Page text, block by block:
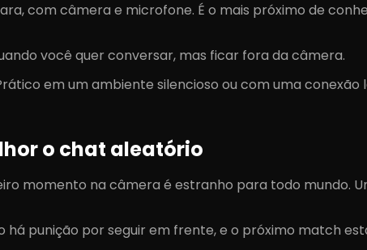
com câmera e microfone. É o mais próximo de
você quer conversar, mas ficar fora da câmera.
em um ambiente silencioso ou com uma conexão
o chat aleatório
momento na câmera é estranho para todo mundo.
há punição por seguir em frente, e o próximo match